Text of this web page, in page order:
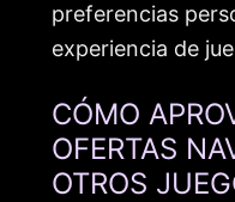
preferencias
experiencia de
CÓMO
OFERTAS
OTROS